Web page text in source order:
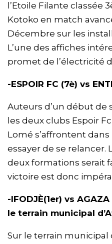
l’Etoile Filante classée
Kotoko en match
Décembre sur les
L’une des affiches
promet de l’électricité
-ESPOIR FC (7è) vs
Auteurs d’un début de
les deux clubs Espoir
Lomé s’affrontent
essayer de se relancer.
deux formations serait
victoire est donc
-IFODJÈ(1er) vs
le terrain municipal
Sur le terrain municipal